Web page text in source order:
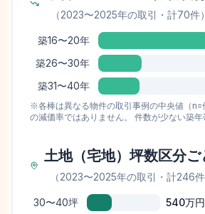
（2023〜2025年の取引 ・計70件）
築16〜20年
築26〜30年
築31〜40年
※各棒は異なる物件の取引事例の中央値（n=
の減価率ではありません。 件数が少ない築年
土地（宅地）坪数区分
（2023〜2025年の取引 ・計246件
30〜40坪 540万円